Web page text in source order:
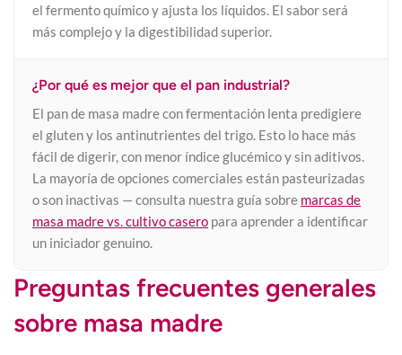
el fermento químico y ajusta los líquidos. El sabor será
más complejo y la digestibilidad superior.
¿Por qué es mejor que el pan industrial?
El pan de masa madre con fermentación lenta predigiere
el gluten y los antinutrientes del trigo. Esto lo hace más
fácil de digerir, con menor índice glucémico y sin aditivos.
La mayoría de opciones comerciales están pasteurizadas
o son inactivas — consulta nuestra guía sobre marcas de
masa madre vs. cultivo casero para aprender a identificar
un iniciador genuino.
Preguntas frecuentes generales
sobre masa madre